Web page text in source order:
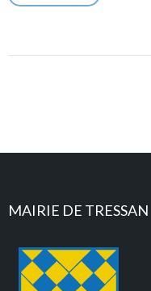
MAIRIE DE TRESSAN